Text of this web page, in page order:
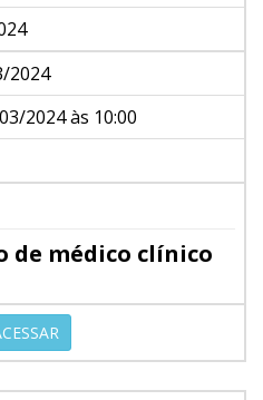
2024
2024 às 10:00
de médico clínico